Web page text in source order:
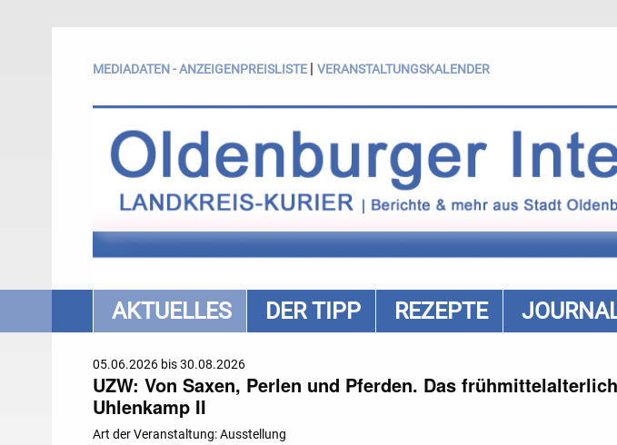
MEDIADATEN - ANZEIGENPREISLISTE | VERANSTALTUNGSKALENDER
AKTUELLES DER TIPP REZEPTE
05.06.2026 bis 30.08.2026
UZW: Von Saxen, Perlen und Pferden. Das
Uhlenkamp II
Art der Veranstaltung: Ausstellung